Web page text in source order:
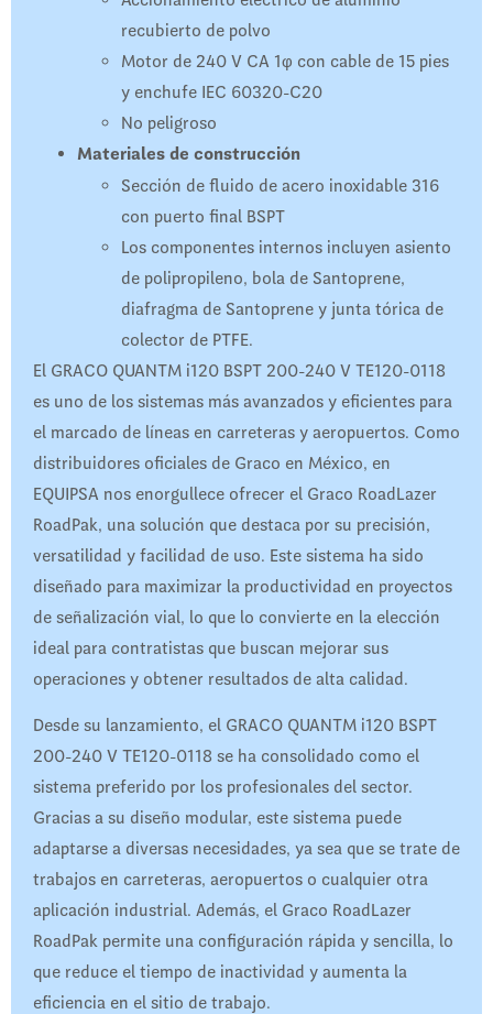
recubierto de polvo
Motor de 240 V CA 1φ con cable de 15 pies
y enchufe IEC 60320-C20
No peligroso
Materiales de construcción
Sección de fluido de acero inoxidable 316
con puerto final BSPT
Los componentes internos incluyen asiento
de polipropileno, bola de Santoprene,
diafragma de Santoprene y junta tórica de
colector de PTFE.
El GRACO QUANTM i120 BSPT 200-240 V TE120-0118
es uno de los sistemas más avanzados y eficientes para
el marcado de líneas en carreteras y aeropuertos. Como
distribuidores oficiales de Graco en México, en
EQUIPSA nos enorgullece ofrecer el Graco RoadLazer
RoadPak, una solución que destaca por su precisión,
versatilidad y facilidad de uso. Este sistema ha sido
diseñado para maximizar la productividad en proyectos
de señalización vial, lo que lo convierte en la elección
ideal para contratistas que buscan mejorar sus
operaciones y obtener resultados de alta calidad.
Desde su lanzamiento, el GRACO QUANTM i120 BSPT
200-240 V TE120-0118 se ha consolidado como el
sistema preferido por los profesionales del sector.
Gracias a su diseño modular, este sistema puede
adaptarse a diversas necesidades, ya sea que se trate de
trabajos en carreteras, aeropuertos o cualquier otra
aplicación industrial. Además, el Graco RoadLazer
RoadPak permite una configuración rápida y sencilla, lo
que reduce el tiempo de inactividad y aumenta la
eficiencia en el sitio de trabajo.